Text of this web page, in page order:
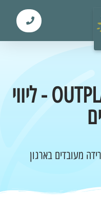
שירותי OUTPLACEMENT - ליווי
מעובדים בארגון